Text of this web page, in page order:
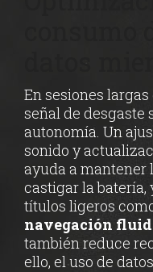
En sesiones
señal de desgaste
autonomía. Un
sonido y
ayuda a mantener
castigar la batería,
títulos ligeros
navegación
también reduce
ello, el uso de